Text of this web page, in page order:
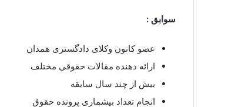
سوابق :
عضو کانون وکلای دادگستری همدان
ارائه دهنده مقالات حقوقی مختلف
بیش از چند سال سابقه
انجام تعداد بیشماری پرونده حقوق